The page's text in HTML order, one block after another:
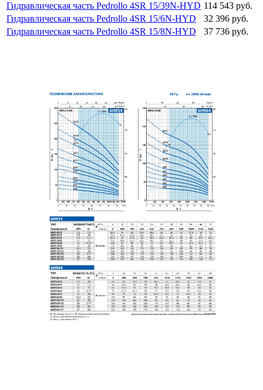
Гидравлическая часть Pedrollo 4SR 15/39N-HYD 114 543 руб.
Гидравлическая часть Pedrollo 4SR 15/6N-HYD
32 396 руб.
Гидравлическая часть Pedrollo 4SR 15/8N-HYD
37 736 руб.